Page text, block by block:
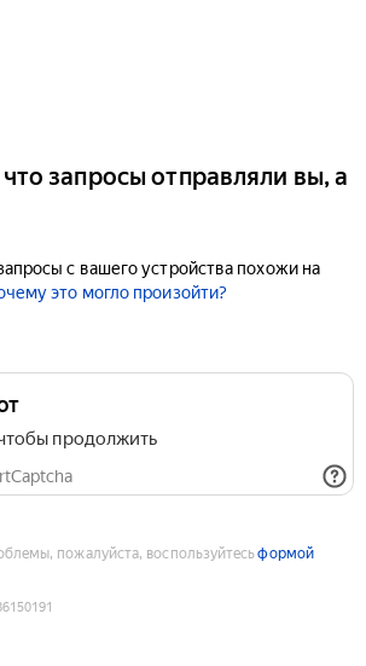
запросы отправляли вы, а
с вашего устройства похожи на
это могло произойти?
продолжить
пожалуйста, воспользуйтесьформой